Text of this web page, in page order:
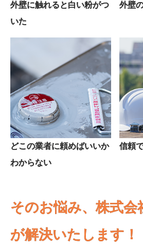
外壁に触れると白い粉がつ
いた
外壁
どこの業者に頼めばいいか
わからない
信頼
そのお悩み、株式
が解決いたします！